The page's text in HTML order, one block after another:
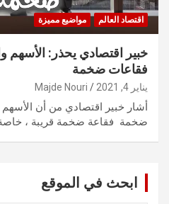
اقتصاد العالم مواضيع مميزة
خبير اقتصادي يحذر: الأسهم
فقاعات ضخمة
يناير 4, 2021 Majde Nouri
أشار خبير اقتصادي من أن
ضخمة فقاعة ضخمة قريبة ،
ابحث في الموقع